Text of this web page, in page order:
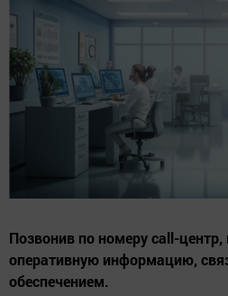
Позвонив по номеру call-
оперативную информацию,
обеспечением.